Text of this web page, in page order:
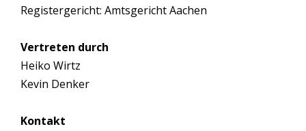
Registergericht: Amtsgericht Aachen
Vertreten durch
Heiko Wirtz
Kevin Denker
Kontakt